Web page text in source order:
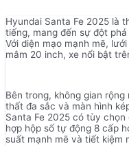
Hyundai Santa Fe 2025 là
tiếng, mang đến sự đột
Với diện mạo mạnh mẽ,
mâm 20 inch, xe nổi bật
Bên trong, không gian
thất đa sắc và màn hình
Santa Fe 2025 có tùy
hợp hộp số tự động 8 cấp
suất mạnh mẽ và tiết kiệm